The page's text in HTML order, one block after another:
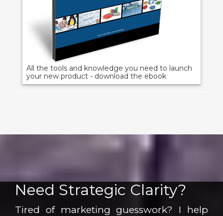
All the tools and knowledge you need to launch
your new product - download the ebook
Need Strategic Clarity?
Tired of marketing guesswork? I help